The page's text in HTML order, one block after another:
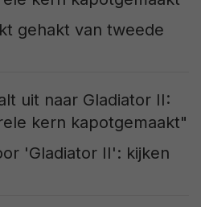
gehakt van tweede
'Gladiator II': kijken